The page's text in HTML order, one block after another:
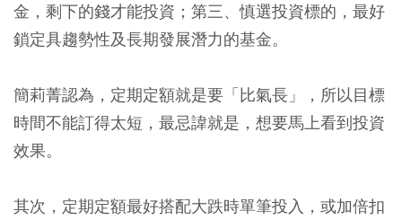
金，剩下的錢才能投資；第三、慎選投資標的，最好
鎖定具趨勢性及長期發展潛力的基金。
簡莉菁認為，定期定額就是要「比氣長」，所以目標
時間不能訂得太短，最忌諱就是，想要馬上看到投資
效果。
其次，定期定額最好搭配大跌時單筆投入，或加倍扣